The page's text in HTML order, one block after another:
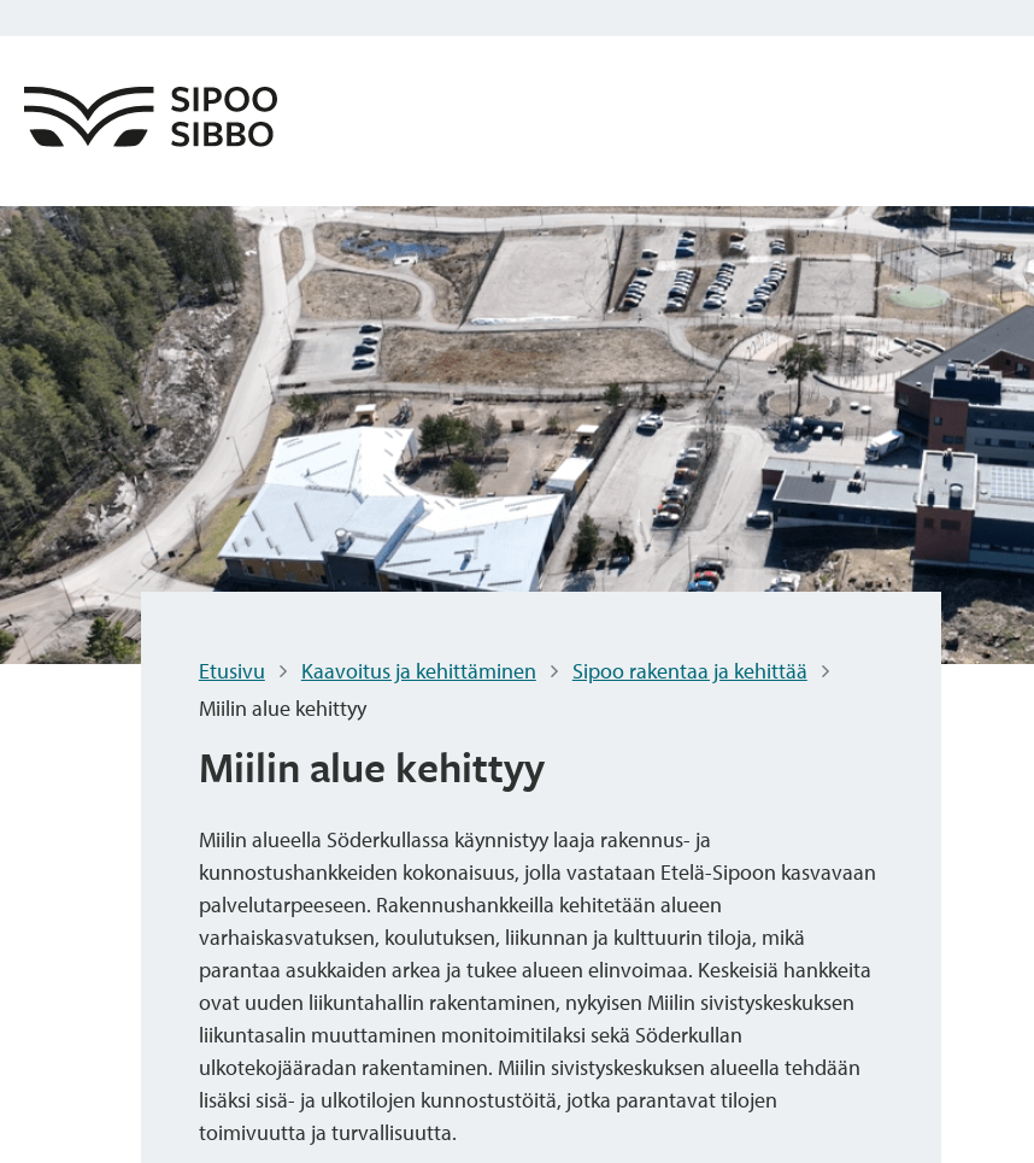
Etusivu Kaavoitus ja kehittäminen
Sipoo rakentaa ja kehittää
Miilin alue kehittyy
Miilin alue kehittyy
Miilin alueella Söderkullassa käynnistyy laaja rakennus- ja
kunnostushankkeiden kokonaisuus, jolla vastataan Etelä-Sipoon kasvavaan
palvelutarpeeseen. Rakennushankkeilla kehitetään alueen
varhaiskasvatuksen, koulutuksen, liikunnan ja kulttuurin tiloja, mikä
parantaa asukkaiden arkea ja tukee alueen elinvoimaa. Keskeisiä hankkeita
ovat uuden liikuntahallin rakentaminen, nykyisen Miilin sivistyskeskuksen
liikuntasalin muuttaminen monitoimitilaksi sekä Söderkullan
ulkotekojääradan rakentaminen. Miilin sivistyskeskuksen alueella tehdään
lisäksi sisä- ja ulkotilojen kunnostustöitä, jotka parantavat tilojen
toimivuutta ja turvallisuutta.